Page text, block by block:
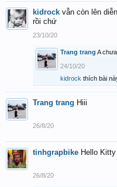
kidrock vẫn còn lên
rồi chứ
23/10/20
Trang trang A
24/10/20
kidrock thích bài
Trang trang Hiii
26/8/20
tinhgrapbike Hello Kitty
26/8/20